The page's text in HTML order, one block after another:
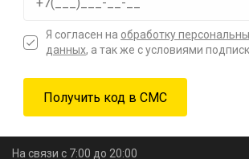
Я согласен на обработку
данных, а так же с условиями
На связи с 7:00 до 20:00